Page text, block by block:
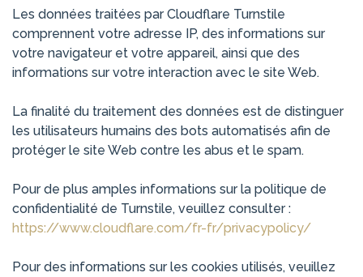
Les données traitées par Cloudflare Turnstile
comprennent votre adresse IP, des informations sur
votre navigateur et votre appareil, ainsi que des
informations sur votre interaction avec le site Web.
La finalité du traitement des données est de distinguer
les utilisateurs humains des bots automatisés afin de
protéger le site Web contre les abus et le spam.
Pour de plus amples informations sur la politique de
confidentialité de Turnstile, veuillez consulter :
https://www.cloudflare.com/fr-fr/privacypolicy/
Pour des informations sur les cookies utilisés, veuillez